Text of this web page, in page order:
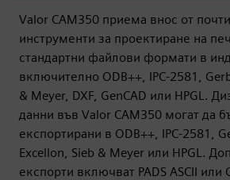
Valor CAM350 приема внос от
инструменти за проектиране на
стандартни файлови формати в
включително ODB++, IPC-2581,
& Meyer, DXF, GenCAD или HPGL.
данни във Valor CAM350 могат да
експортирани в ODB++, IPC-2581,
Excellon, Sieb & Meyer или HPGL.
експорти включват PADS ASCII или